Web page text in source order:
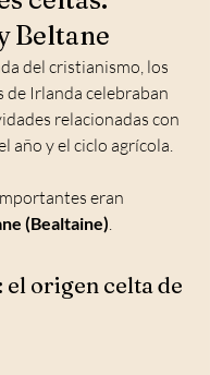
Beltane
del cristianismo, los
de Irlanda celebraban
relacionadas con
año y el ciclo agrícola.
eran
(Bealtaine).
el origen celta de